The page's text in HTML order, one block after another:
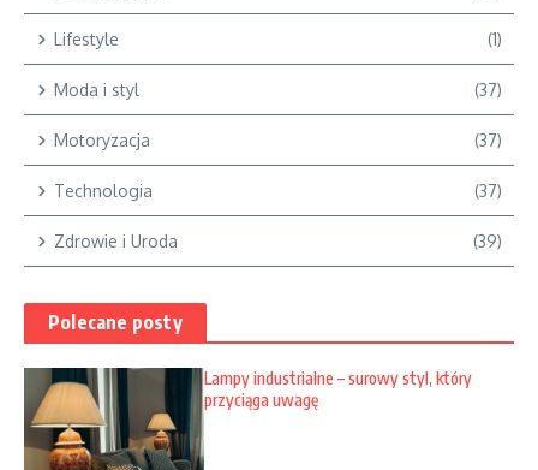
Lifestyle (1)
Moda i styl (37)
Motoryzacja (37)
Technologia (37)
Zdrowie i Uroda (39)
Polecane posty
Lampy industrialne – surowy styl, który
przyciąga uwagę